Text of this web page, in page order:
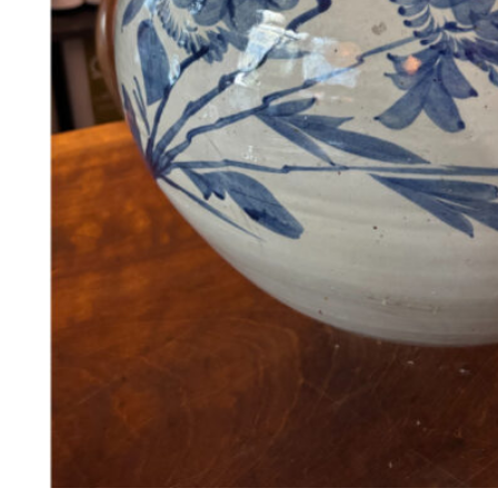
DKKVælg muligheder 98
Se kurvKasse